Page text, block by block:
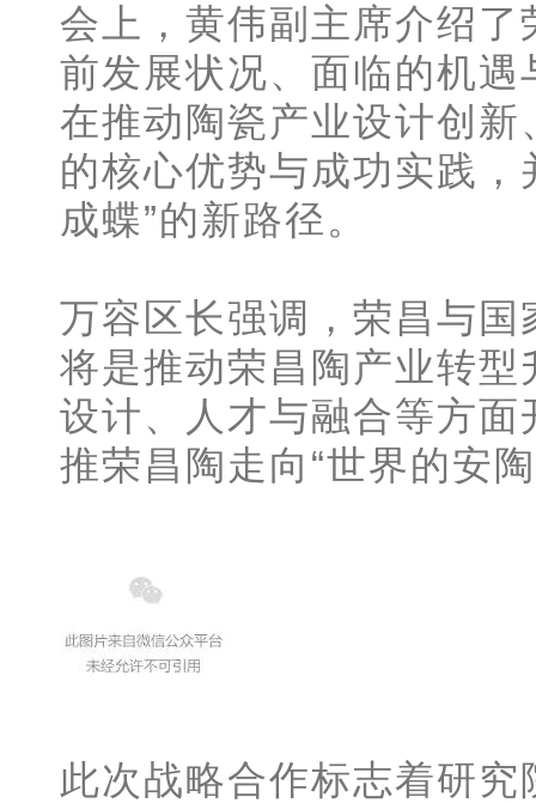
会上，黄伟副主席介绍
前发展状况、面临的机
在推动陶瓷产业设计创
的核心优势与成功实践
成蝶”的新路径。
万容区长强调，荣昌与
将是推动荣昌陶产业转
设计、人才与融合等方
推荣昌陶走向“世界的安
此次战略合作标志着研